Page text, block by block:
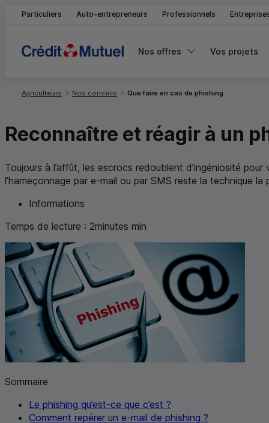
Particuliers Auto-entrepreneurs Professionnels
Nos offres Vos projets
Agriculteurs Nos conseils Que faire en cas de phishing
Reconnaître et réagir à un
Toujours à l’affût, les escrocs redoublent d’ingéniosité
l’hameçonnage par e-mail ou par SMS reste la technique la
Informations
Temps de lecture : 2minutes min
Sommaire
Le phishing qu’est-ce que c’est ?
Comment repérer un e-mail de phishing ?